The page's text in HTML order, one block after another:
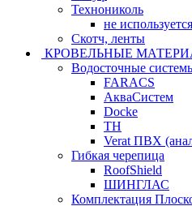
Технониколь
не используется
Скотч, ленты
КРОВЕЛЬНЫЕ
Водосточные
FARACS
АкваСистем
Docke
ТН
Verat ПВХ
Гибкая черепица
RoofShield
ШИНГЛАС
Комплектация